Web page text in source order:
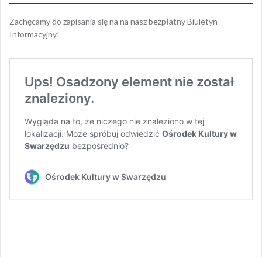
Zachęcamy do zapisania się na na nasz bezpłatny Biuletyn
Informacyjny!